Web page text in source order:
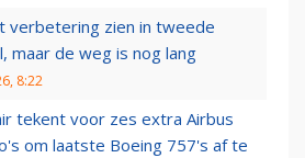
verbetering zien in tweede
maar de weg is nog lang
8:22
tekent voor zes extra Airbus
om laatste Boeing 757's af te